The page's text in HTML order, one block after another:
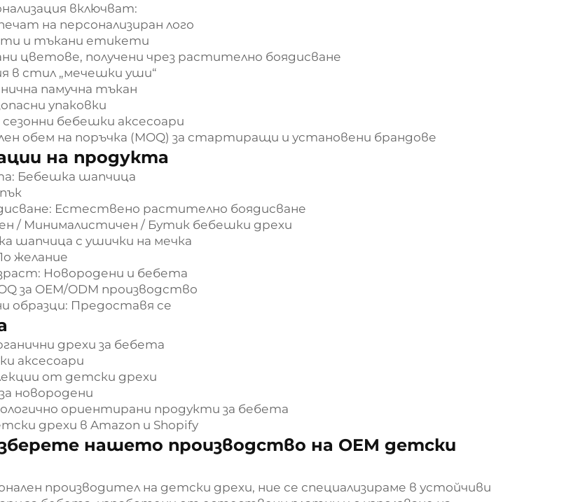
включват:
на персонализиран лого
и тъкани етикети
цветове, получени чрез растително боядисване
в стил „мечешки уши“
памучна тъкан
упаковки
бебешки аксесоари
обем на поръчка (MOQ) за стартиращи и установени брандове
на продукта
Бебешка шапчица
Естествено растително боядисване
/ Минималистичен / Бутик бебешки дрехи
шапчица с ушички на мечка
желание
Новородени и бебета
за OEM/ODM производство
образци: Предоставя се
дрехи за бебета
аксесоари
от детски дрехи
новородени
ориентирани продукти за бебета
дрехи в Amazon и Shopify
нашето производство на OEM детски
производител на детски дрехи, ние се специализираме в устойчиви